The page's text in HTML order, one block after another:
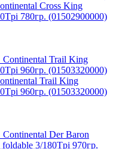
Cross King
780гр. (01502900000)
Trail King
960гр. (01503320000)